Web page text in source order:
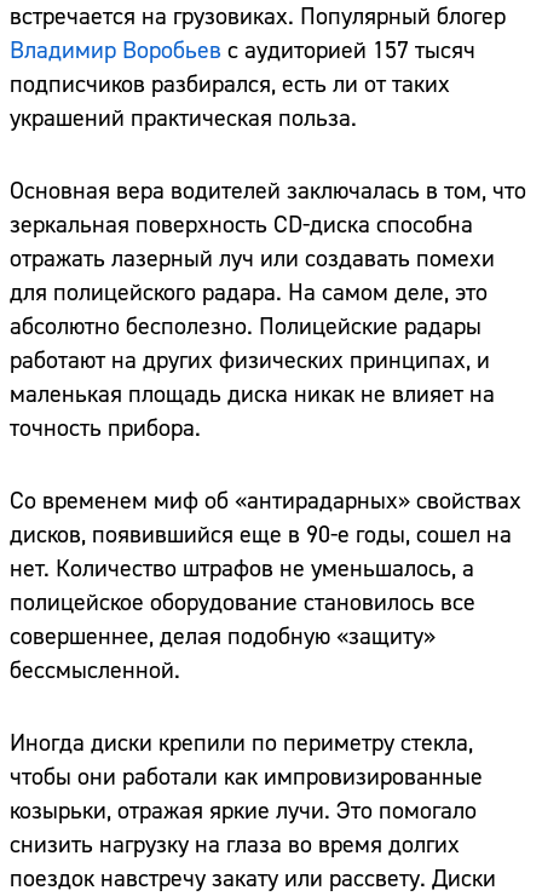
встречается на грузовиках. Популярный блогер
Владимир Воробьев с аудиторией 157 тысяч
подписчиков разбирался, есть ли от таких
украшений практическая польза.
Основная вера водителей заключалась в том, что
зеркальная поверхность CD-диска способна
отражать лазерный луч или создавать помехи
для полицейского радара. На самом деле, это
абсолютно бесполезно. Полицейские радары
работают на других физических принципах, и
маленькая площадь диска никак не влияет на
точность прибора.
Со временем миф об «антирадарных» свойствах
дисков, появившийся еще в 90-е годы, сошел на
нет. Количество штрафов не уменьшалось, а
полицейское оборудование становилось все
совершеннее, делая подобную «защиту»
бессмысленной.
Иногда диски крепили по периметру стекла,
чтобы они работали как импровизированные
козырьки, отражая яркие лучи. Это помогало
снизить нагрузку на глаза во время долгих
поездок навстречу закату или рассвету. Диски